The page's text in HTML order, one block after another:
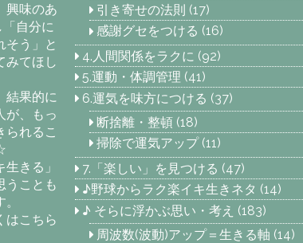
興味のあ
自分に
そう」と
みてほし
結果的に
が、もっ
られるこ
きる」
うことも
はこちら
引き寄せの法則 (17)
感謝グセをつける (16)
4.人間関係をラクに (92)
5.運動・体調管理 (41)
6.運気を味方につける (37)
断捨離・整頓(18)
掃除で運気アップ(11)
7.「楽しい」を見つける (47)
♪野球からラク楽イキ生きネタ (14)
♪ そらに浮かぶ思い・考え (183)
周波数(波動)アップ＝生きる軸 (14)